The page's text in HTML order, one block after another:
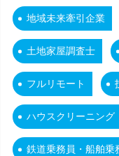
地域未来牽引企業
土地家屋調査士
フルリモート
ハウスクリーニング
鉄道乗務員・船舶乗